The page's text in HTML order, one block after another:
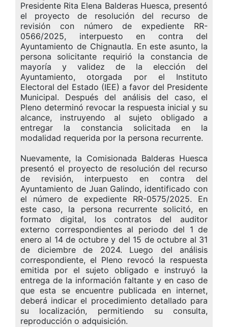
Presidente Rita Elena Balderas Huesca, presentó
el proyecto de resolución del recurso de
revisión con número de expediente RR-
0566/2025, interpuesto en contra del
Ayuntamiento de Chignautla. En este asunto, la
persona solicitante requirió la constancia de
mayoría y validez de la elección del
Ayuntamiento, otorgada por el Instituto
Electoral del Estado (IEE) a favor del Presidente
Municipal. Después del análisis del caso, el
Pleno determinó revocar la respuesta inicial y su
alcance, instruyendo al sujeto obligado a
entregar la constancia solicitada en la
modalidad requerida por la persona recurrente.
Nuevamente, la Comisionada Balderas Huesca
presentó el proyecto de resolución del recurso
de revisión, interpuesto en contra del
Ayuntamiento de Juan Galindo, identificado con
el número de expediente RR-0575/2025. En
este caso, la persona recurrente solicitó, en
formato digital, los contratos del auditor
externo correspondientes al periodo del 1 de
enero al 14 de octubre y del 15 de octubre al 31
de diciembre de 2024. Luego del análisis
correspondiente, el Pleno revocó la respuesta
emitida por el sujeto obligado e instruyó la
entrega de la información faltante y en caso de
que esta se encuentre publicada en internet,
deberá indicar el procedimiento detallado para
su localización, permitiendo su consulta,
reproducción o adquisición.